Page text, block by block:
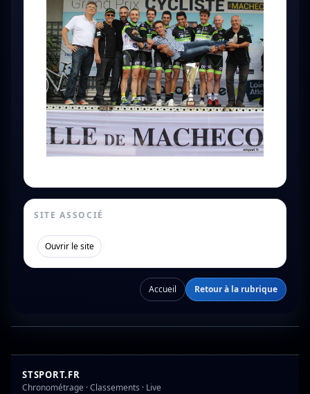
SITE ASSOCIÉ
Ouvrir le site
Accueil Retour à la rubrique
STSPORT.FR
Chronométrage · Classements · Live